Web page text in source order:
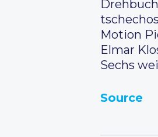
Motion
Elmar
Sechs
Source